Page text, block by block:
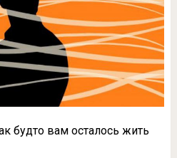
будто вам осталось жить